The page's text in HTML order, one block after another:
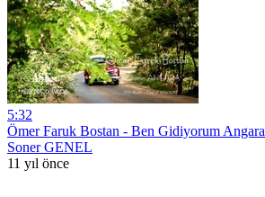
5:32
Ömer Faruk Bostan - Ben Gidiyorum Angara
Soner GENEL
11 yıl önce